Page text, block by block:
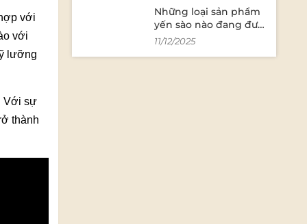
với
với
lưỡng
Với sự
thành
Những loại sản phẩm
yến sào nào đang được
ưa chuộng trên thị
11/12/2025